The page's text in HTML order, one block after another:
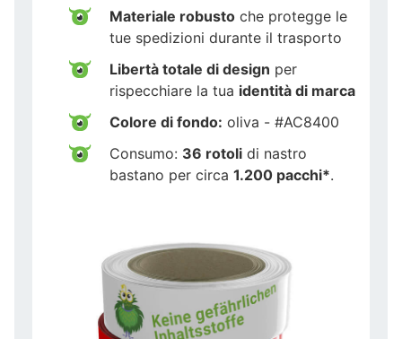
Materiale robusto che protegge le
tue spedizioni durante il trasporto
Libertà totale di design per
rispecchiare la tua identità di marca
Colore di fondo: oliva - #AC8400
Consumo: 36 rotoli di nastro
bastano per circa 1.200 pacchi*.